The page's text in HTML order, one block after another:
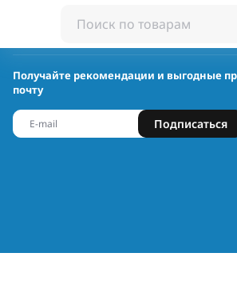
Получайте рекомендации и выгодные
почту
Подписаться